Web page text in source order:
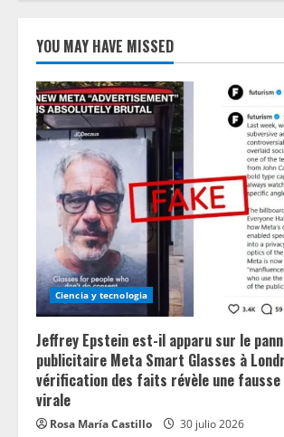
YOU MAY HAVE MISSED
Ciencia y tecnologia
Jeffrey Epstein est-il apparu sur le
publicitaire Meta Smart Glasses à
vérification des faits révèle une
virale
Rosa María Castillo 30 julio 2026